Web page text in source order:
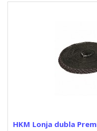
HKM Lonja dubla